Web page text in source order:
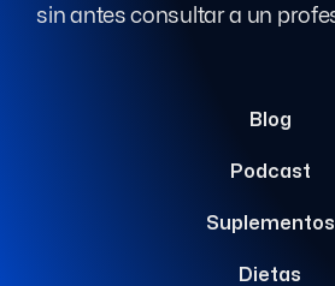
sin antes consultar a un
Blog
Podcast
Suplementos
Dietas